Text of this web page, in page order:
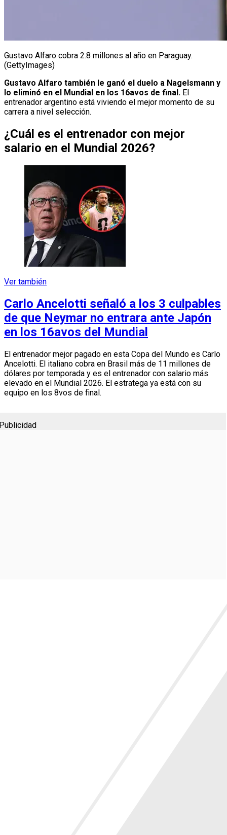
Gustavo Alfaro cobra 2.8 millones al año en Paraguay.
(GettyImages)
Gustavo Alfaro también le ganó el duelo a Nagelsmann y
lo eliminó en el Mundial en los 16avos de final. El
entrenador argentino está viviendo el mejor momento de su
carrera a nivel selección.
¿Cuál es el entrenador con mejor
salario en el Mundial 2026?
Ver también
Carlo Ancelotti señaló a los 3 culpables
de que Neymar no entrara ante Japón
en los 16avos del Mundial
El entrenador mejor pagado en esta Copa del Mundo es Carlo
Ancelotti. El italiano cobra en Brasil más de 11 millones de
dólares por temporada y es el entrenador con salario más
elevado en el Mundial 2026. El estratega ya está con su
equipo en los 8vos de final.